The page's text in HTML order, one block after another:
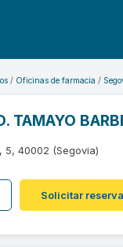
Oficinas de farmacia
TAMAYO
5, 40002 (Segovia)
Solicitar reserva